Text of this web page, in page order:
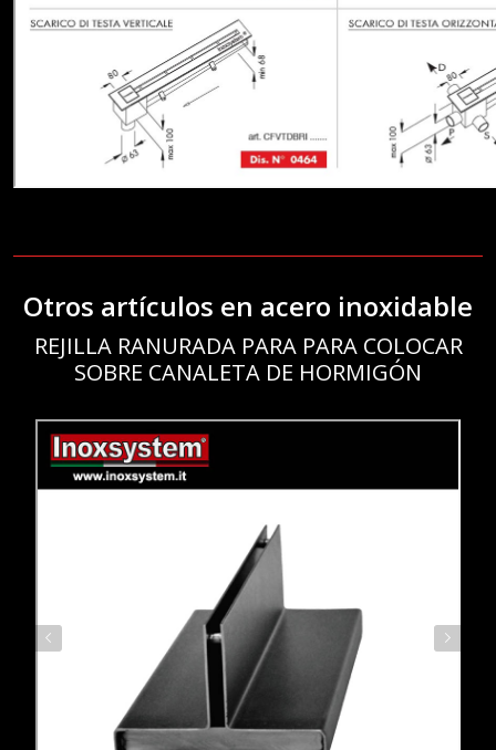
Otros artículos en acero inoxidable
REJILLA RANURADA PARA PARA COLOCAR
SOBRE CANALETA DE HORMIGÓN